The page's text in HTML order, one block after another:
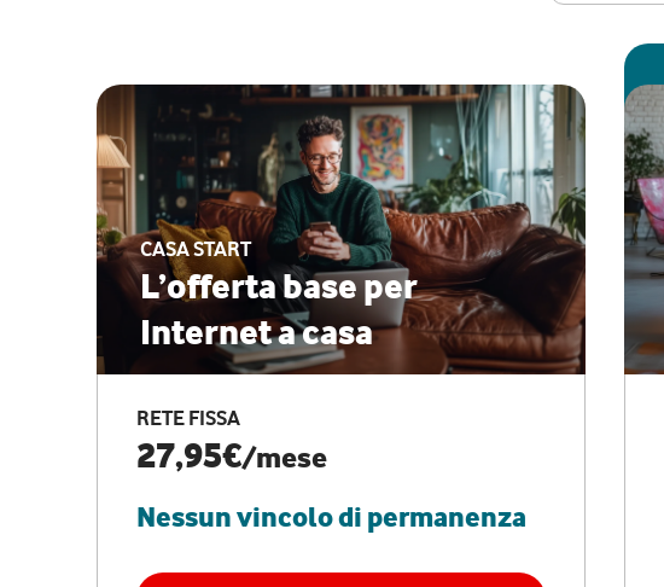
CASA START
L’offerta base per
Internet a casa
RETE FISSA
27,95€/mese
Nessun vincolo di permanenza